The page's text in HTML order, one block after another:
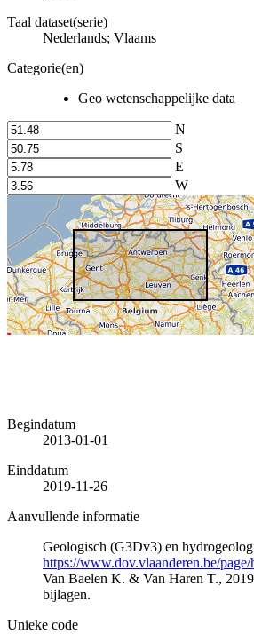
Taal dataset(serie)
Nederlands; Vlaams
Categorie(en)
Geo wetenschappelijke data
N
S
E
W
Begindatum
2013-01-01
Einddatum
2019-11-26
Aanvullende informatie
Geologisch (G3Dv3) en
https://www.dov.vlaanderen.be/
Van Baelen K. & Van Haren T.,
bijlagen.
Unieke code